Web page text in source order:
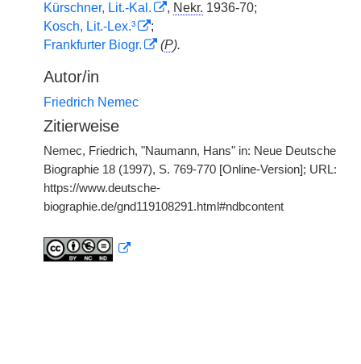
Kürschner, Lit.-Kal.
, Nekr. 1936-70;
Kosch, Lit.-Lex.³
;
Frankfurter Biogr.
(P).
Autor/in
Friedrich Nemec
Zitierweise
Nemec, Friedrich, "Naumann, Hans" in: Neue Deutsche
Biographie 18 (1997), S. 769-770 [Online-Version]; URL:
https://www.deutsche-
biographie.de/gnd119108291.html#ndbcontent